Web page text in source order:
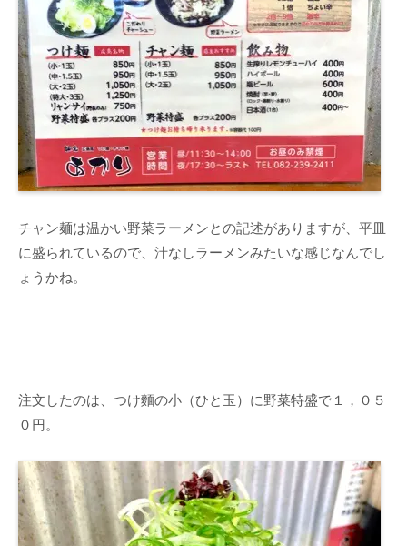
チャン麺は温かい野菜ラーメンとの記述がありますが、平皿
に盛られているので、汁なしラーメンみたいな感じなんでし
ょうかね。
注文したのは、つけ麵の小（ひと玉）に野菜特盛で１，０５
０円。